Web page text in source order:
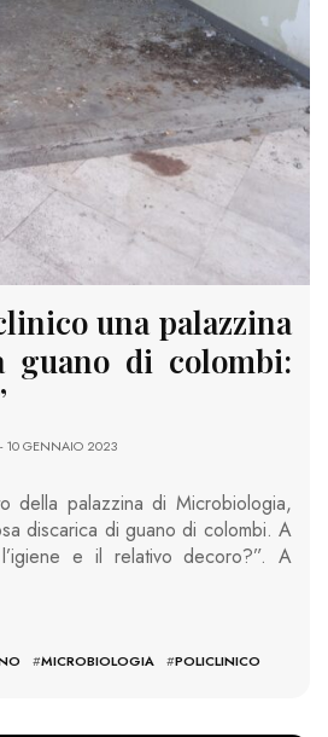
una palazzina
guano di colombi:
- 10 GENNAIO 2023
della palazzina di Microbiologia,
discarica di guano di colombi. A
e il relativo decoro?”. A
#MICROBIOLOGIA #POLICLINICO